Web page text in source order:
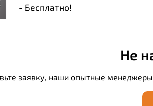
- Бесплатно!
Не
заявку, наши опытные